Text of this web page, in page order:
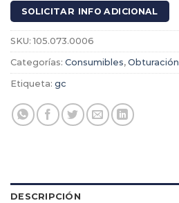
SOLICITAR INFO ADICIONAL
SKU:105.073.0006
Categorías: Consumibles, Obturación
Etiqueta: gc
DESCRIPCIÓN